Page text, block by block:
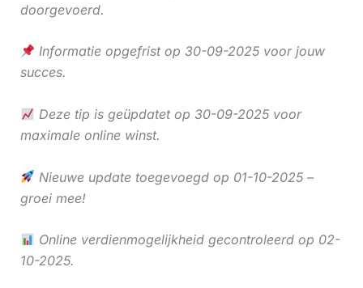
doorgevoerd.
Informatie opgefrist op 30-09-2025 voor jouw
succes.
Deze tip is geüpdatet op 30-09-2025 voor
maximale online winst.
Nieuwe update toegevoegd op 01-10-2025 –
groei mee!
Online verdienmogelijkheid gecontroleerd op 02-
10-2025.